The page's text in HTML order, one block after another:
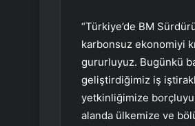
“Türkiye’de BM
karbonsuz ekonomiyi
gururluyuz. Bugünkü
geliştirdiğimiz iş
yetkinliğimize
alanda ülkemize ve